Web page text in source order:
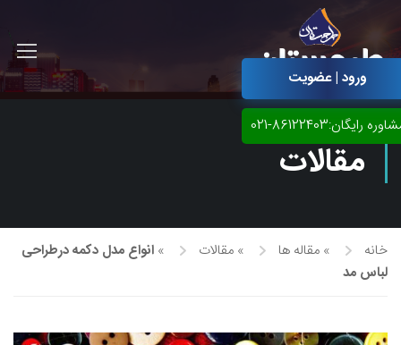
آموزش مجازی طراحی لباس
ورود | عضویت
رایگان:86122403-021
مقالات
خانه » مقاله ها » مقالات » انواع مدل دکمه درطراحی
لباس مد